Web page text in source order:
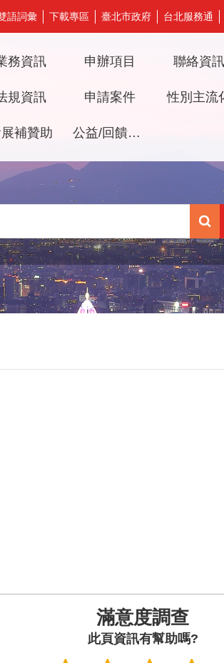
語詞彙 下載專區 臺北市政府 台北服務通
務資訊 申辦項目 聯絡資訊
規資訊 申請案件 性別主流
補贊助 公益/回饋檔期審議專區
滿意度調查
此頁資訊有幫助嗎?